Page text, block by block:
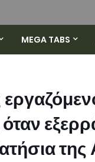
MEGA TABS